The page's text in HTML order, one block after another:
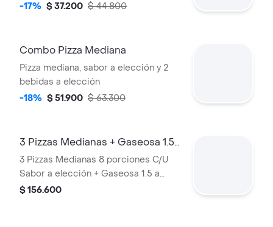
-17% $ 37.200 $ 44.800
Combo Pizza Mediana
Pizza mediana, sabor a elección y 2
bebidas a elección
-18% $ 51.900 $ 63.300
3 Pizzas Medianas + Gaseosa 1.5
Sabor a Elección
3 Pizzas Medianas 8 porciones C/U
Sabor a elección + Gaseosa 1.5 a
elección.
$ 156.600